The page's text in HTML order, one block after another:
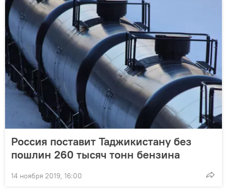
Россия поставит Таджикистану без
пошлин 260 тысяч тонн бензина
14 ноября 2019, 16:00